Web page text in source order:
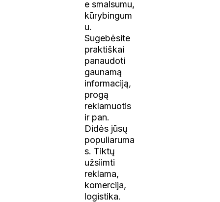
e smalsumu,
kūrybingum
u.
Sugebėsite
praktiškai
panaudoti
gaunamą
informaciją,
progą
reklamuotis
ir pan.
Didės jūsų
populiaruma
s. Tiktų
užsiimti
reklama,
komercija,
logistika.